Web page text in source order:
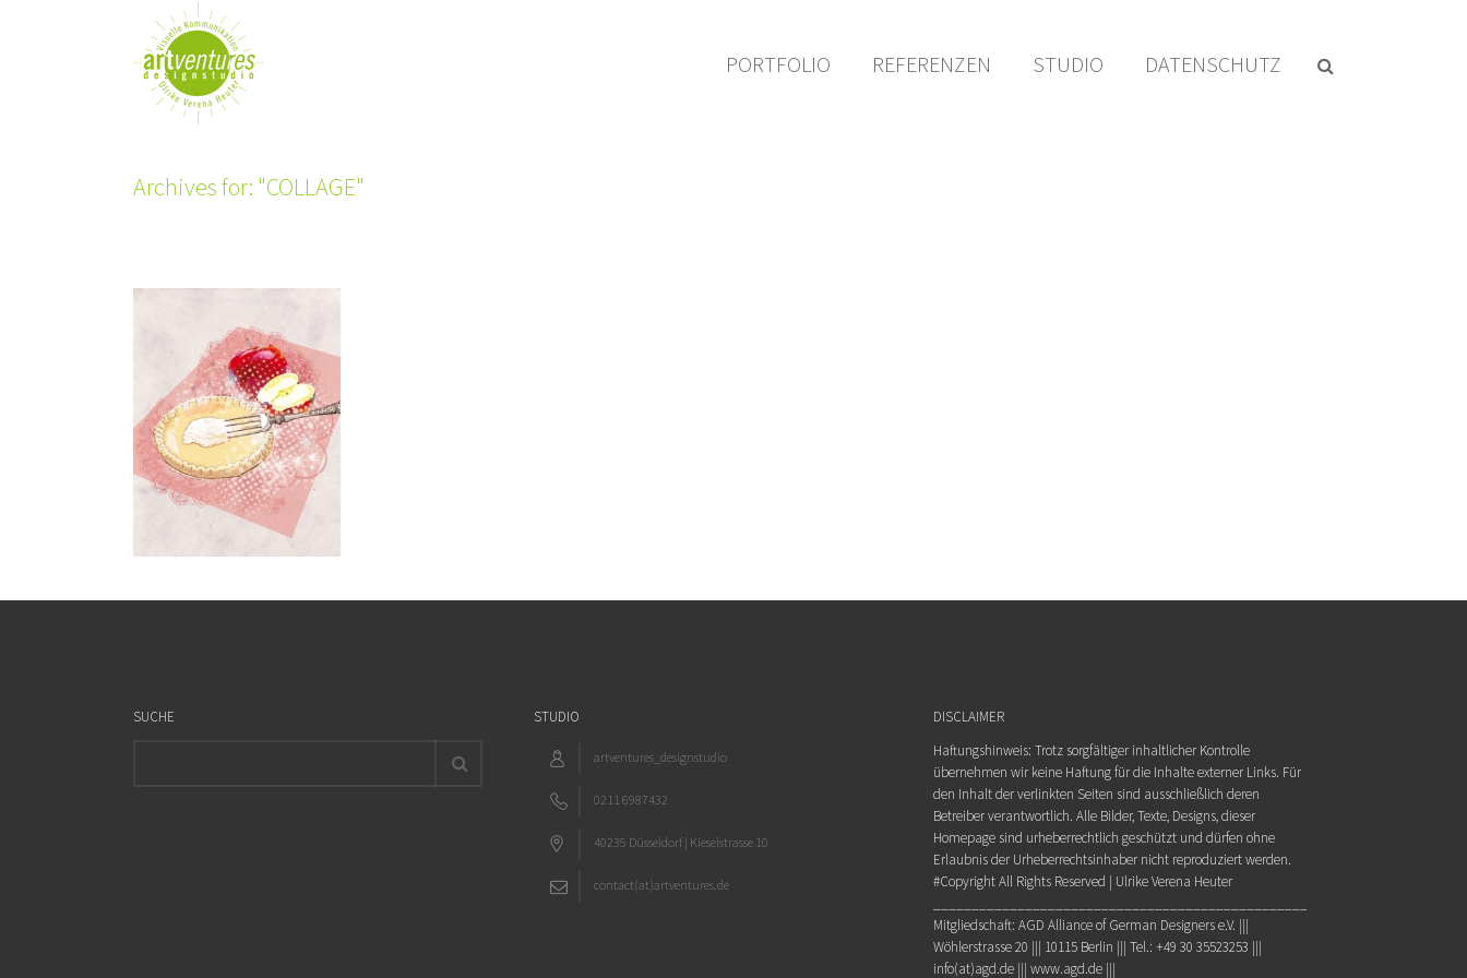
PORTFOLIO REFERENZEN STUDIO DATENSCHUTZ
Archives for: "COLLAGE"
SUCHE STUDIO
artventures_designstudio
0211 6987432
40235 Düsseldorf | Kieselstrasse 10
contact(at)artventures.de
DISCLAIMER
Haftungshinweis: Trotz sorgfältiger inhaltlicher Kontrolle
übernehmen wir keine Haftung für die Inhalte externer Links. Für
den Inhalt der verlinkten Seiten sind ausschließlich deren
Betreiber verantwortlich. Alle Bilder, Texte, Designs, dieser
Homepage sind urheberrechtlich geschützt und dürfen ohne
Erlaubnis der Urheberrechtsinhaber nicht reproduziert werden.
#Copyright All Rights Reserved | Ulrike Verena Heuter
Mitgliedschaft: AGD Alliance of German Designers e.V. |||
Wöhlerstrasse 20 ||| 10115 Berlin ||| Tel.: +49 30 35523253 |||
info(at)agd.de ||| www.agd.de |||